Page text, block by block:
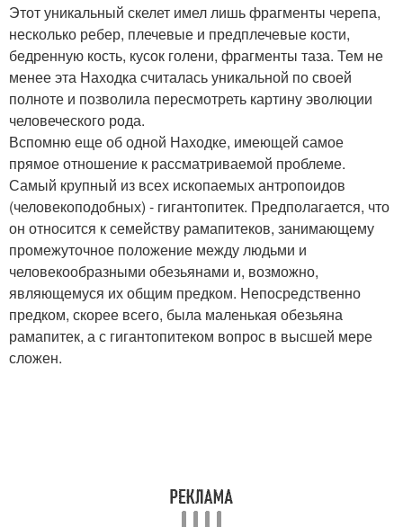
Этот уникальный скелет имел лишь фрагменты черепа,
несколько ребер, плечевые и предплечевые кости,
бедренную кость, кусок голени, фрагменты таза. Тем не
менее эта Находка считалась уникальной по своей
полноте и позволила пересмотреть картину эволюции
человеческого рода.
Вспомню еще об одной Находке, имеющей самое
прямое отношение к рассматриваемой проблеме.
Самый крупный из всех ископаемых антропоидов
(человекоподобных) - гигантопитек. Предполагается, что
он относится к семейству рамапитеков, занимающему
промежуточное положение между людьми и
человекообразными обезьянами и, возможно,
являющемуся их общим предком. Непосредственно
предком, скорее всего, была маленькая обезьяна
рамапитек, а с гигантопитеком вопрос в высшей мере
сложен.